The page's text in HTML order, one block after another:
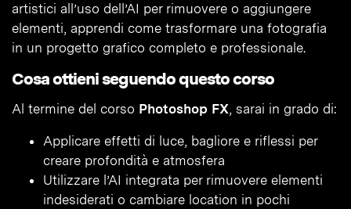
artistici all’uso dell’AI per rimuovere o aggiungere
elementi, apprendi come trasformare una fotografia
in un progetto grafico completo e professionale.
Cosa ottieni seguendo questo corso
Al termine del corso Photoshop FX, sarai in grado di:
Applicare effetti di luce, bagliore e riflessi per
creare profondità e atmosfera
Utilizzare l’AI integrata per rimuovere elementi
indesiderati o cambiare location in pochi